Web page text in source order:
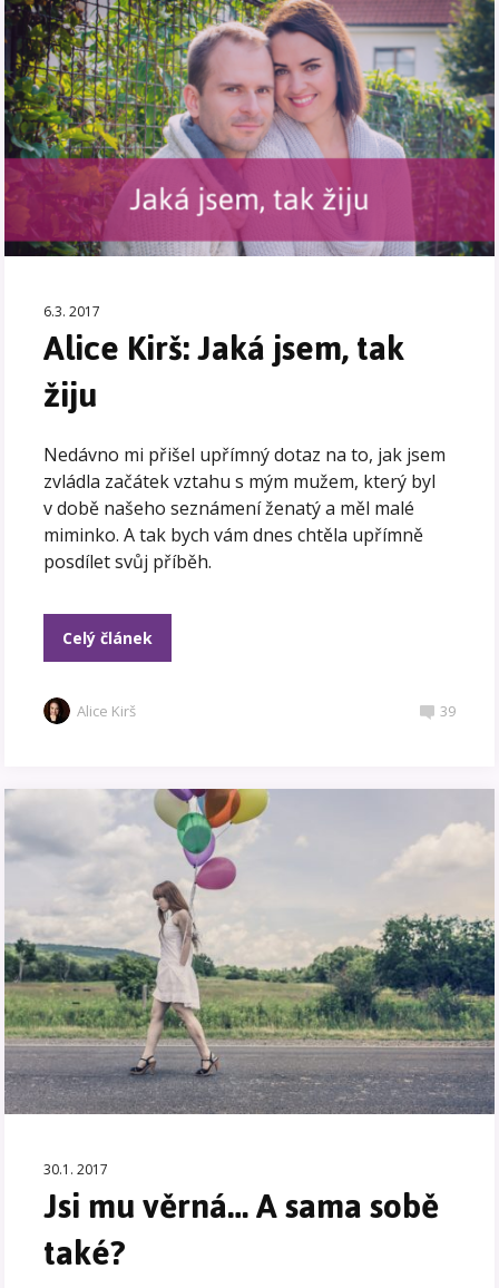
6.3. 2017
Alice Kirš: Jaká jsem, tak
žiju
Nedávno mi přišel upřímný dotaz na to, jak jsem
zvládla začátek vztahu s mým mužem, který byl
v době našeho seznámení ženatý a měl malé
miminko. A tak bych vám dnes chtěla upřímně
posdílet svůj příběh.
Celý článek
Alice Kirš 39
30.1. 2017
Jsi mu věrná… A sama sobě
také?